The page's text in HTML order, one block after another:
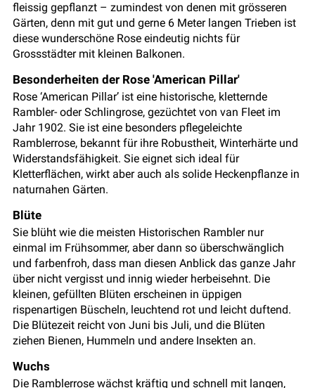
fleissig gepflanzt – zumindest von denen mit grösseren
Gärten, denn mit gut und gerne 6 Meter langen Trieben ist
diese wunderschöne Rose eindeutig nichts für
Grossstädter mit kleinen Balkonen.
Besonderheiten der Rose 'American Pillar'
Rose ‘American Pillar’ ist eine historische, kletternde
Rambler- oder Schlingrose, gezüchtet von van Fleet im
Jahr 1902. Sie ist eine besonders pflegeleichte
Ramblerrose, bekannt für ihre Robustheit, Winterhärte und
Widerstandsfähigkeit. Sie eignet sich ideal für
Kletterflächen, wirkt aber auch als solide Heckenpflanze in
naturnahen Gärten.
Blüte
Sie blüht wie die meisten Historischen Rambler nur
einmal im Frühsommer, aber dann so überschwänglich
und farbenfroh, dass man diesen Anblick das ganze Jahr
über nicht vergisst und innig wieder herbeisehnt. Die
kleinen, gefüllten Blüten erscheinen in üppigen
rispenartigen Büscheln, leuchtend rot und leicht duftend.
Die Blütezeit reicht von Juni bis Juli, und die Blüten
ziehen Bienen, Hummeln und andere Insekten an.
Wuchs
Die Ramblerrose wächst kräftig und schnell mit langen,